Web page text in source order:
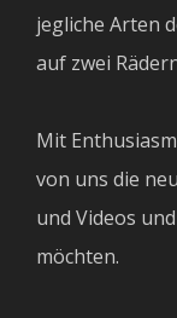
jegliche Arten
auf zwei
Mit
von uns die
und Videos
möchten.